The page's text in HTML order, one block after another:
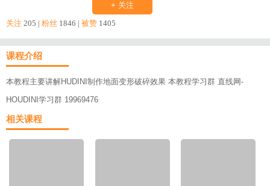
+ 关注
关注 205 | 粉丝 1846 | 被赞 1405
课程介绍
本教程主要讲解HUDINI制作地面变形破碎效果 本教程学习群 直线网-
HOUDINI学习群 19969476
相关课程